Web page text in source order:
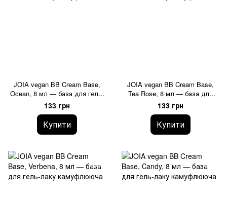
JOIA vegan BB Cream Base,
Ocean, 8 мл — база для гель-
лаку камуфлююча
133 грн
Купити
JOIA vegan BB Cream Base,
Tea Rose, 8 мл — база для
гель-лаку камуфлююча
133 грн
Купити